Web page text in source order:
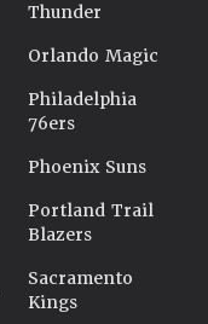
Thunder
Orlando Magic
Philadelphia
76ers
Phoenix Suns
Portland Trail
Blazers
Sacramento
Kings